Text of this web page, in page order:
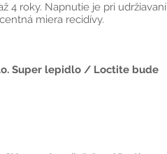
4 roky. Napnutie je pri udržiavaní
miera recidívy.
Super lepidlo / Loctite bude